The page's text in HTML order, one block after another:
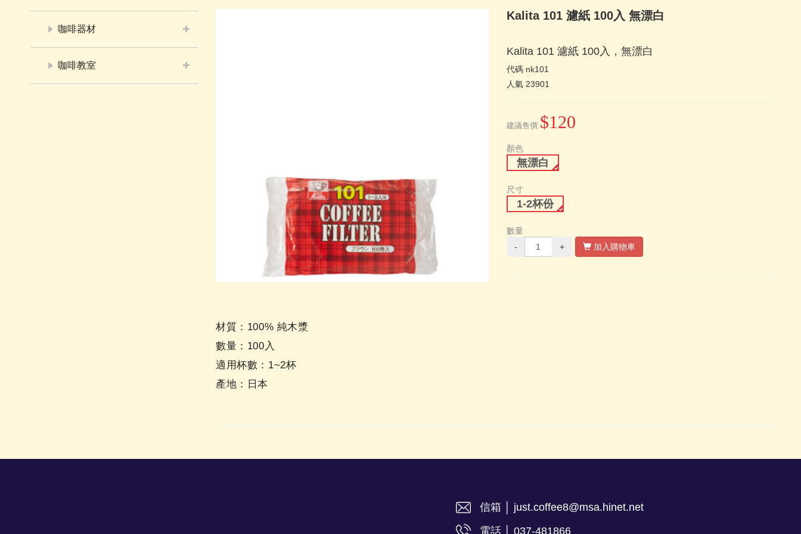
咖啡器材
咖啡教室
Kalita 101 濾紙 100入 無漂白
Kalita 101 濾紙 100入，無漂白
代碼 nk101
人氣 23901
建議售價 $120
顏色
無漂白
尺寸
1-2杯份
數量
-
+ 加入購物車
材質：100% 純木漿
數量：100入
適用杯數：1~2杯
產地：日本
信箱 │ just.coffee8@msa.hinet.net
電話 │ 037-481866